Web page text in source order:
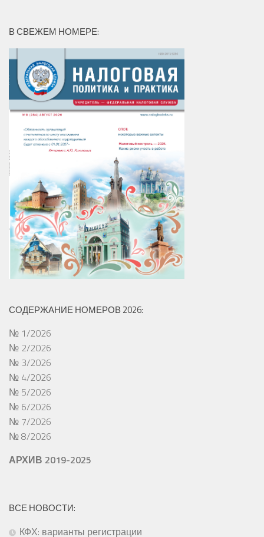
В СВЕЖЕМ НОМЕРЕ:
СОДЕРЖАНИЕ НОМЕРОВ 2026:
№ 1/2026
№ 2/2026
№ 3/2026
№ 4/2026
№ 5/2026
№ 6/2026
№ 7/2026
№ 8/2026
АРХИВ 2019-2025
ВСЕ НОВОСТИ:
КФХ: варианты регистрации